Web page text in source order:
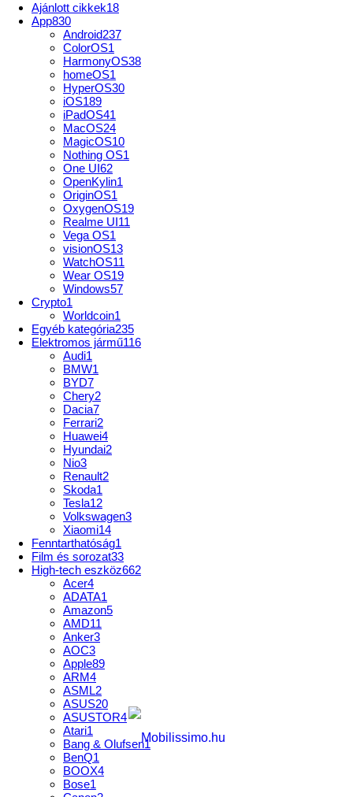
Ajánlott cikkek18
App830
Android237
ColorOS1
HarmonyOS38
homeOS1
HyperOS30
iOS189
iPadOS41
MacOS24
MagicOS10
Nothing OS1
One UI62
OpenKylin1
OriginOS1
OxygenOS19
Realme UI11
Vega OS1
visionOS13
WatchOS11
Wear OS19
Windows57
Crypto1
Worldcoin1
Egyéb kategória235
Elektromos jármű116
Audi1
BMW1
BYD7
Chery2
Dacia7
Ferrari2
Huawei4
Hyundai2
Nio3
Renault2
Skoda1
Tesla12
Volkswagen3
Xiaomi14
Fenntarthatóság1
Film és sorozat33
High-tech eszköz662
Acer4
ADATA1
Amazon5
AMD11
Anker3
AOC3
Apple89
ARM4
ASML2
ASUS20
ASUSTOR4
Atari1
Bang & Olufsen1
BenQ1
BOOX4
Bose1